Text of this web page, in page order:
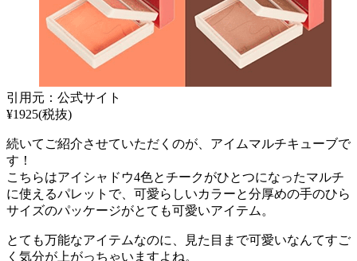
引用元：公式サイト
¥1925(税抜)
続いてご紹介させていただくのが、アイムマルチキューブで
す！
こちらはアイシャドウ4色とチークがひとつになったマルチ
に使えるパレットで、可愛らしいカラーと分厚めの手のひら
サイズのパッケージがとても可愛いアイテム。
とても万能なアイテムなのに、見た目まで可愛いなんてすご
く気分が上がっちゃいますよね。